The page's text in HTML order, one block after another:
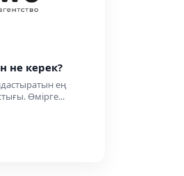
не керек?
ең
Өмірге...